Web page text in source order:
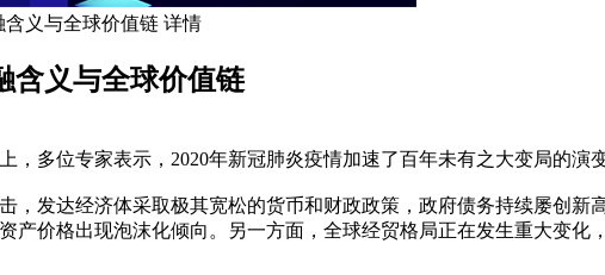
义与全球价值链 详情
含义与全球价值链
，多位专家表示，2020年新冠肺炎疫情加速了百年未有之大变局的演
，发达经济体采取极其宽松的货币和财政政策，政府债务持续屡创
产价格出现泡沫化倾向。另一方面，全球经贸格局正在发生重大变